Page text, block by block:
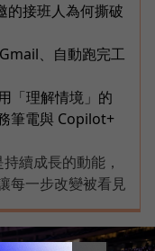
的接班人為何撕破
、自動跑完工
「理解情境」的
筆電與 Copilot+
續成長的動能，
每一步改變被看見